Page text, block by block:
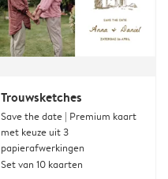
Trouwsketches
Save the date | Premium kaart
met keuze uit 3
papierafwerkingen
Set van 10 kaarten